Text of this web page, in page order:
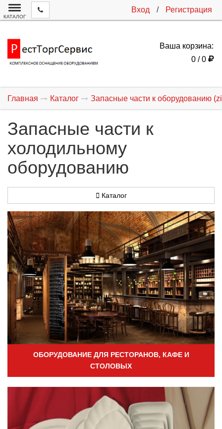
Вход / Регистрация
КАТАЛОГ
Ваша корзина:
0 / 0
Главная Каталог Запасные части к оборудованию
Запасные части к
холодильному
оборудованию
Каталог
ОБОРУДОВАНИЕ ДЛЯ РЕСТОРАНОВ, КАФЕ И
СТОЛОВЫХ